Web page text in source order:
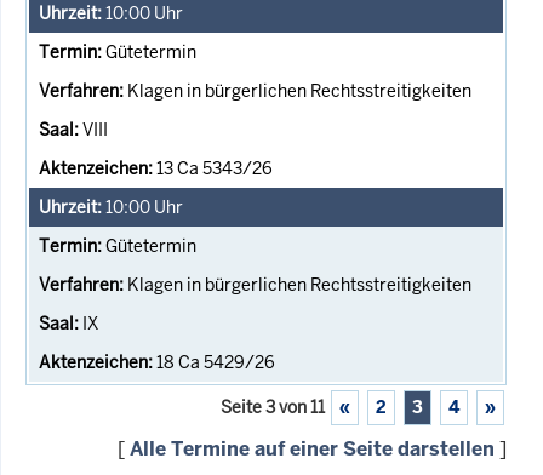
10:00 Uhr
Gütetermin
Klagen in bürgerlichen Rechtsstreitigkeiten
VIII
13 Ca 5343/26
10:00 Uhr
Gütetermin
Klagen in bürgerlichen Rechtsstreitigkeiten
IX
18 Ca 5429/26
Seite 3 von 11 « 2 3 4 »
[Alle Termine auf einer Seite darstellen ]